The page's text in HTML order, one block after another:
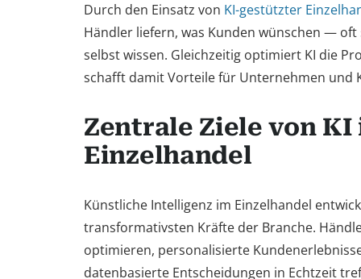
Durch den Einsatz von KI-gestützter
Händler liefern, was Kunden wünschen — oft
selbst wissen. Gleichzeitig optimiert KI die
schafft damit Vorteile für Unternehmen und
Zentrale Ziele von KI
Einzelhandel
Künstliche Intelligenz im Einzelhandel
transformativsten Kräfte der Branche.
optimieren, personalisierte
datenbasierte Entscheidungen in Echtzeit